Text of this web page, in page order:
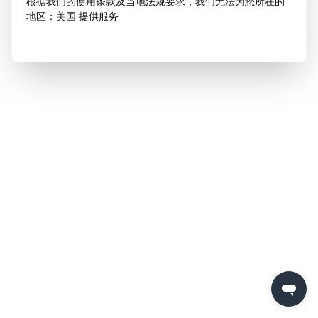
地区：美国 提供服务